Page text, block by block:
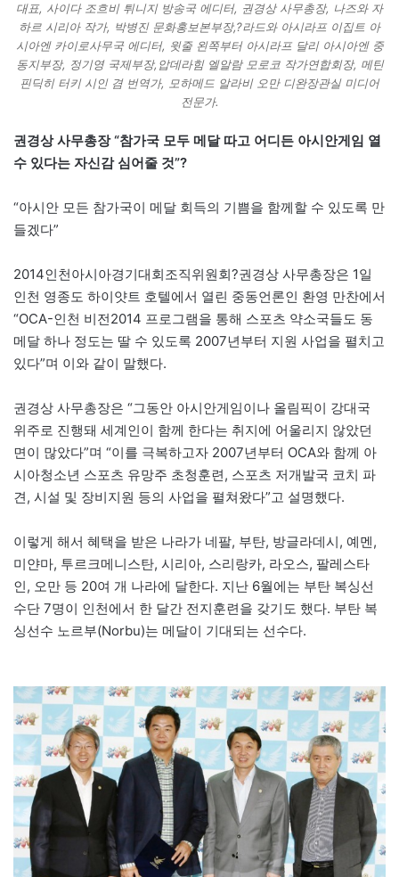
대표, 사이다 조흐비 튀니지 방송국 에디터, 권경상 사무총장, 나즈와 자
하르 시리아 작가, 박병진 문화홍보본부장,?라드와 아시라프 이집트 아
시아엔 카이로사무국 에디터, 윗줄 왼쪽부터 아시라프 달리 아시아엔 중
동지부장, 정기영 국제부장,압데라힘 엘알람 모로코 작가연합회장, 메틴
핀딕히 터키 시인 겸 번역가, 모하메드 알라비 오만 디완장관실 미디어
전문가.
권경상 사무총장 “참가국 모두 메달 따고 어디든 아시안게임 열
수 있다는 자신감 심어줄 것”?
“아시안 모든 참가국이 메달 회득의 기쁨을 함께할 수 있도록 만
들겠다”
2014인천아시아경기대회조직위원회?권경상 사무총장은 1일
인천 영종도 하이얏트 호텔에서 열린 중동언론인 환영 만찬에서
“OCA-인천 비전2014 프로그램을 통해 스포츠 약소국들도 동
메달 하나 정도는 딸 수 있도록 2007년부터 지원 사업을 펼치고
있다”며 이와 같이 말했다.
권경상 사무총장은 “그동안 아시안게임이나 올림픽이 강대국
위주로 진행돼 세계인이 함께 한다는 취지에 어울리지 않았던
면이 많았다”며 “이를 극복하고자 2007년부터 OCA와 함께 아
시아청소년 스포츠 유망주 초청훈련, 스포츠 저개발국 코치 파
견, 시설 및 장비지원 등의 사업을 펼쳐왔다”고 설명했다.
이렇게 해서 혜택을 받은 나라가 네팔, 부탄, 방글라데시, 예멘,
미얀마, 투르크메니스탄, 시리아, 스리랑카, 라오스, 팔레스타
인, 오만 등 20여 개 나라에 달한다. 지난 6월에는 부탄 복싱선
수단 7명이 인천에서 한 달간 전지훈련을 갖기도 했다. 부탄 복
싱선수 노르부(Norbu)는 메달이 기대되는 선수다.